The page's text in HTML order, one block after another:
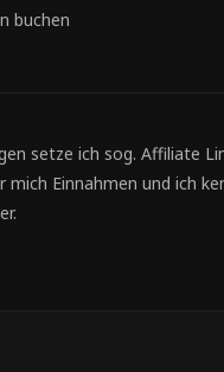
buchen
setze ich sog. Affiliate
mich Einnahmen und ich